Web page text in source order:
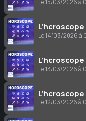
Le 15/03/2026 à
L’horoscope
Le 14/03/2026 à
L’horoscope
Le 13/03/2026 à
L’horoscope
Le 12/03/2026 à